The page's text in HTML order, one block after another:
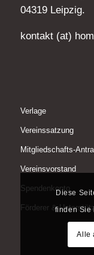
04319 Leipzig.
kontakt (at)
Verlage
Vereinssatzung
Mitgliedschafts-
Vereinsvorstand
Spendenkonto
Förderer &
Diese
finden Sie
Alle